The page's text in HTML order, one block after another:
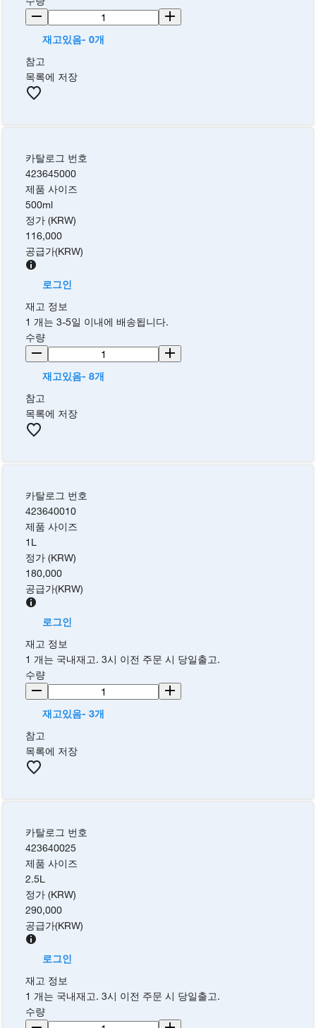
재고있음- 0개
참고
목록에 저장
카탈로그 번호
423645000
제품 사이즈
500ml
정가 (KRW)
116,000
공급가(KRW)
로그인
재고 정보
1 개는 3-5일 이내에 배송됩니다.
수량
재고있음- 8개
참고
목록에 저장
카탈로그 번호
423640010
제품 사이즈
1L
정가 (KRW)
180,000
공급가(KRW)
로그인
재고 정보
1 개는 국내재고. 3시 이전 주문 시 당일출고.
수량
재고있음- 3개
참고
목록에 저장
카탈로그 번호
423640025
제품 사이즈
2.5L
정가 (KRW)
290,000
공급가(KRW)
로그인
재고 정보
1 개는 국내재고. 3시 이전 주문 시 당일출고.
수량